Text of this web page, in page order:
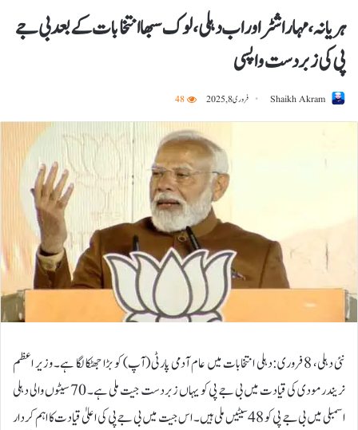
ہریانہ، مہاراشٹر اور اب دہلی، لوک سبھا انتخابات کے بعدبی جے
پی کی زبردست واپسی
Shaikh Akram فروری 8, 2025 48
نئی دہلی، 8 فروری:دہلی انتخابات میں عام آدمی پارٹی (آپ) کو بڑا جھٹکا لگا ہے۔ وزیر اعظم
نریندر مودی کی قیادت میں بی جے پی کو یہاں زبردست جیت ملی ہے۔ 70 سیٹوں والی دہلی
اسمبلی میں بی جے پی کو 48 سیٹیں ملی ہیں۔ اس جیت میں بی جے پی کی اعلیٰ قیادت کا اہم کردار